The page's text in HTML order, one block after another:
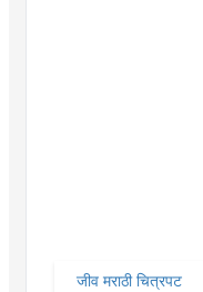
जीव मराठी चित्रपट